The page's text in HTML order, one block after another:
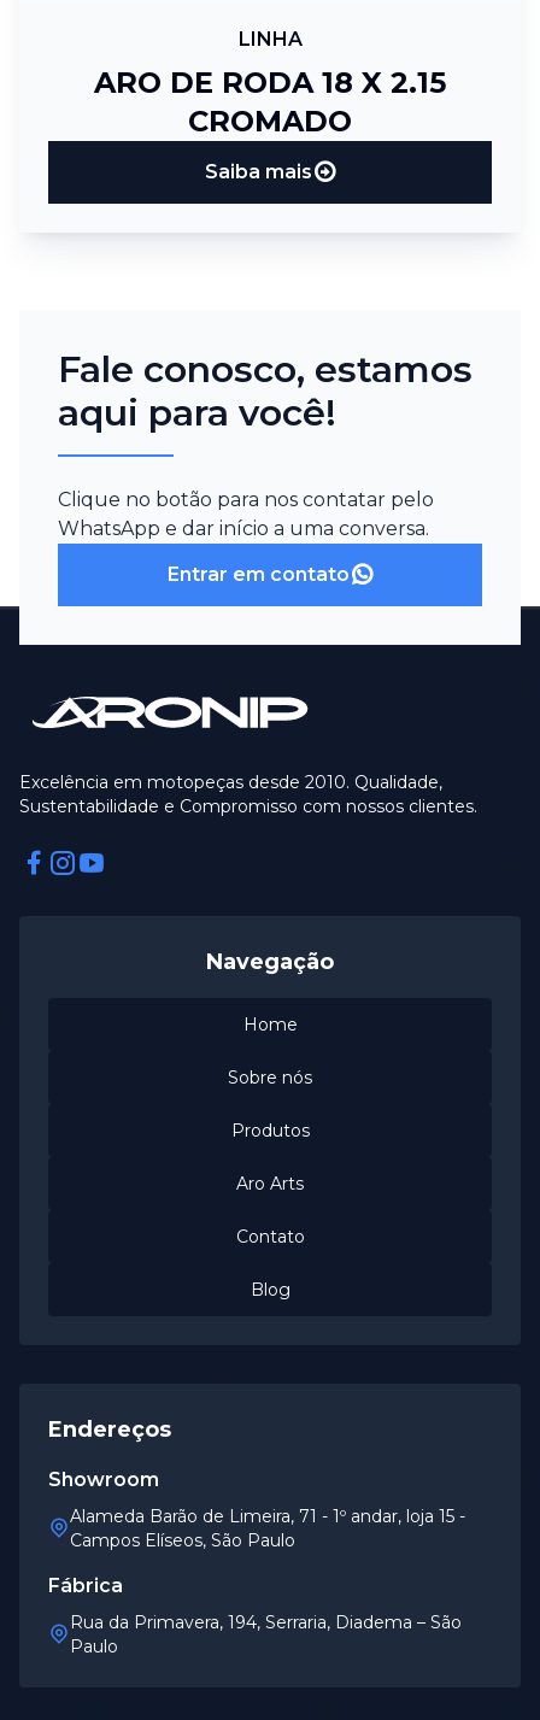
LINHA
ARO DE RODA 18 X 2.15
CROMADO
Saiba mais
Fale conosco, estamos
aqui para você!
Clique no botão para nos contatar pelo
WhatsApp e dar início a uma conversa.
Entrar em contato
Excelência em motopeças desde 2010. Qualidade,
Sustentabilidade e Compromisso com nossos clientes.
Facebook
Instagram
Navegação
Home
Sobre nós
Produtos
Aro Arts
Contato
Blog
Endereços
Showroom
Alameda Barão de Limeira, 71 - 1º andar, loja 15 -
Campos Elíseos, São Paulo
Fábrica
Rua da Primavera, 194, Serraria, Diadema – São
Paulo